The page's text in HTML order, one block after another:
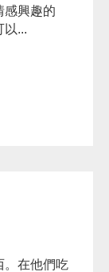
感興趣的
以...
。在他們吃